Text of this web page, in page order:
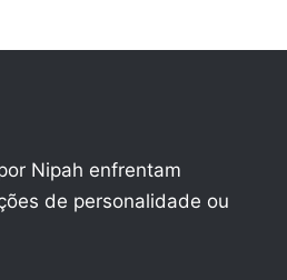
Nipah enfrentam
de personalidade ou